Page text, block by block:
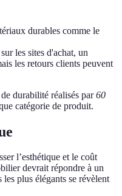
durables comme le
les sites d'achat, un
les retours clients peuvent
durabilité réalisés par60
catégorie de produit.
l’esthétique et le coût
devrait répondre à un
plus élégants se révèlent